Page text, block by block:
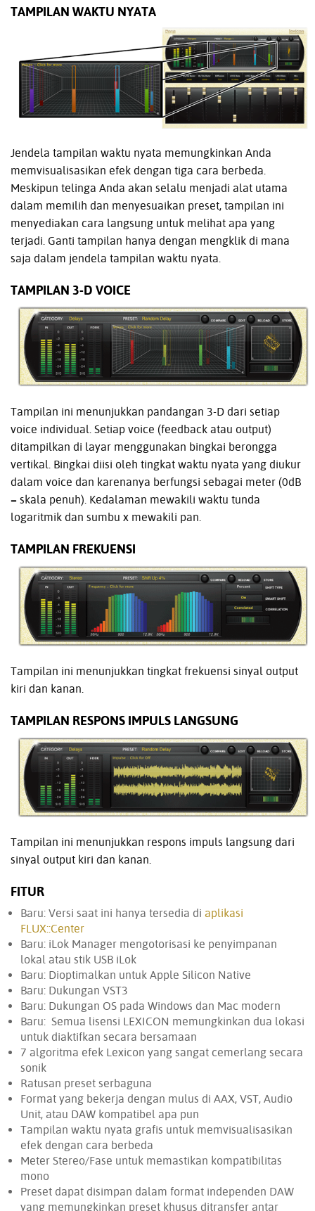
TAMPILAN WAKTU NYATA
Jendela tampilan waktu nyata memungkinkan Anda
memvisualisasikan efek dengan tiga cara berbeda.
Meskipun telinga Anda akan selalu menjadi alat utama
dalam memilih dan menyesuaikan preset, tampilan ini
menyediakan cara langsung untuk melihat apa yang
terjadi. Ganti tampilan hanya dengan mengklik di mana
saja dalam jendela tampilan waktu nyata.
TAMPILAN 3-D VOICE
Tampilan ini menunjukkan pandangan 3-D dari setiap
voice individual. Setiap voice (feedback atau output)
ditampilkan di layar menggunakan bingkai berongga
vertikal. Bingkai diisi oleh tingkat waktu nyata yang diukur
dalam voice dan karenanya berfungsi sebagai meter (0dB
= skala penuh). Kedalaman mewakili waktu tunda
logaritmik dan sumbu x mewakili pan.
TAMPILAN FREKUENSI
Tampilan ini menunjukkan tingkat frekuensi sinyal output
kiri dan kanan.
TAMPILAN RESPONS IMPULS LANGSUNG
Tampilan ini menunjukkan respons impuls langsung dari
sinyal output kiri dan kanan.
FITUR
Baru: Versi saat ini hanya tersedia di aplikasi
FLUX::Center
Baru: iLok Manager mengotorisasi ke penyimpanan
lokal atau stik USB iLok
Baru: Dioptimalkan untuk Apple Silicon Native
Baru: Dukungan VST3
Baru: Dukungan OS pada Windows dan Mac modern
Baru: Semua lisensi LEXICON memungkinkan dua lokasi
untuk diaktifkan secara bersamaan
7 algoritma efek Lexicon yang sangat cemerlang secara
sonik
Ratusan preset serbaguna
Format yang bekerja dengan mulus di AAX, VST, Audio
Unit, atau DAW kompatibel apa pun
Tampilan waktu nyata grafis untuk memvisualisasikan
efek dengan cara berbeda
Meter Stereo/Fase untuk memastikan kompatibilitas
mono
Preset dapat disimpan dalam format independen DAW
yang memungkinkan preset khusus ditransfer antar